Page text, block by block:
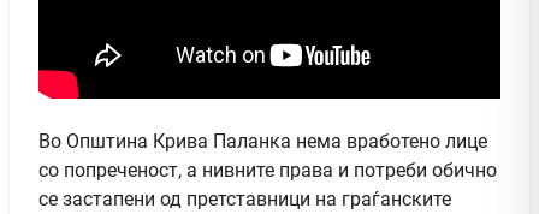
Во Општина Крива Паланка нема вработено лице
со попреченост, а нивните права и потреби обично
се застапени од претставници на граѓанските